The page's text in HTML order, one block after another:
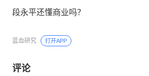
段永平还懂商业吗？
蓝血研究 打开APP
评论